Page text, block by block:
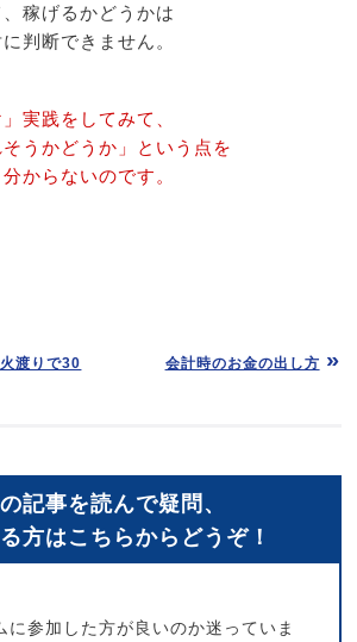
稼げるかどうかは
判断できません。
実践をしてみて、
そうかどうか」という点を
からないのです。
渡りで30
会計時のお金の出し方
記事を読んで疑問、
方はこちらからどうぞ！
に参加した方が良いのか迷っていま